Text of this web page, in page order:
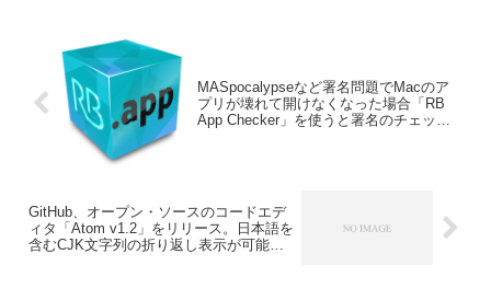
MASpocalypseなど署名問題でMacのア
プリが壊れて開けなくなった場合「RB
App Checker」を使うと署名のチェック
GitHub、オープン・ソースのコードエデ
ィタ「Atom v1.2」をリリース。日本語を
含むCJK文字列の折り返し表示が可能